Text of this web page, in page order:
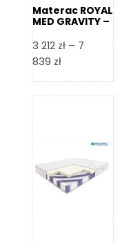
Materac ROYAL
MED GRAVITY –
3 212 zł – 7
839 złZakres
od
839 zł